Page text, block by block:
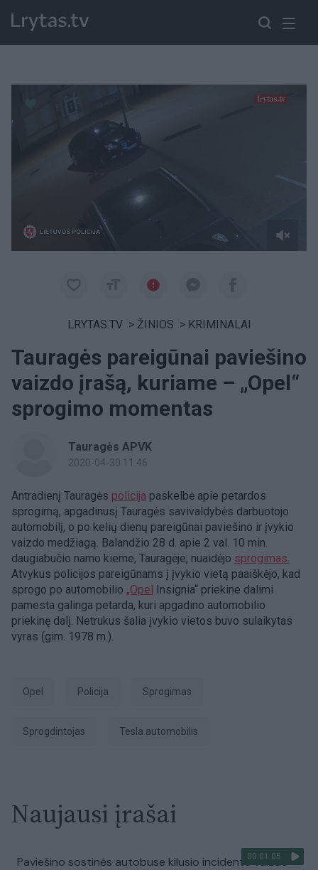
Paremkite Ukrainą
LRYTAS.TV > ŽINIOS > KRIMINALAI
Tauragės pareigūnai paviešino
vaizdo įrašą, kuriame – „Opel“
sprogimo momentas
Tauragės APVK
2020-04-30 11:46
Antradienį Tauragės policija paskelbė apie petardos
sprogimą, apgadinusį Tauragės savivaldybės darbuotojo
automobilį, o po kelių dienų pareigūnai paviešino ir įvykio
vaizdo medžiagą. Balandžio 28 d. apie 2 val. 10 min.
daugiabučio namo kieme, Tauragėje, nuaidėjo sprogimas.
Atvykus policijos pareigūnams į įvykio vietą paaiškėjo, kad
sprogo po automobilio „Opel Insignia“ priekine dalimi
pamesta galinga petarda, kuri apgadino automobilio
priekinę dalį. Netrukus šalia įvykio vietos buvo sulaikytas
vyras (gim. 1978 m.).
Opel Policija sprogimas
sprogdintojas Tesla automobilis
Naujausi įrašai
00:01:05
Paviešino sostinės autobuse kilusio incidento vaizdo